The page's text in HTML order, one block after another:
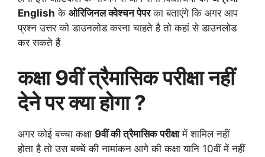
English के ओरिजिनल क्वेश्चन पेपरका बताएंगे कि अगर आप
प्रश्न उत्तर को डाउनलोड करना चाहते है तो कहां से डाउनलोड
कर सकते हैं
कक्षा 9वीं त्रैमासिक परीक्षा नहीं
देने पर क्या होगा ?
अगर कोई बच्चा कक्षा 9वीं की त्रैमासिक परीक्षामें शामिल नहीं
होता है तो उस बच्चें की नामांकन आगे की कक्षा यानि 10वीं में नहीं